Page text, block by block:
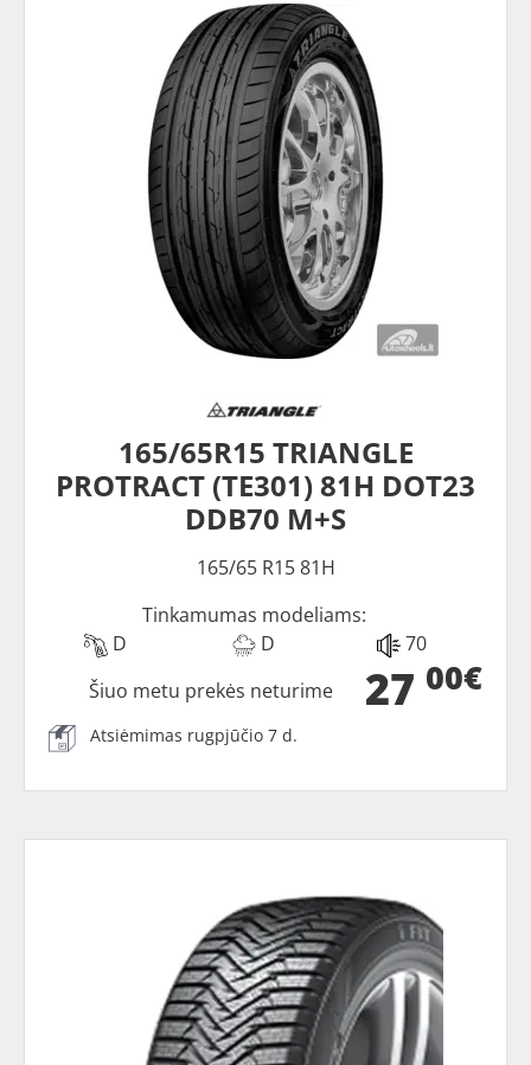
165/65R15 TRIANGLE
PROTRACT (TE301) 81H DOT23
DDB70 M+S
165/65 R15 81H
Tinkamumas modeliams:
D
D 70
27 00€
Šiuo metu prekės neturime
Atsiėmimas rugpjūčio 7 d.